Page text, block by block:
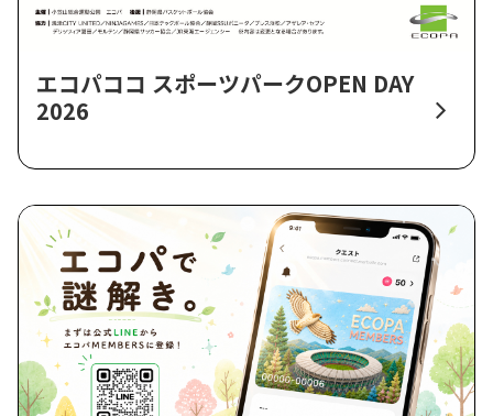
エコパココ スポーツパークOPEN DAY
2026